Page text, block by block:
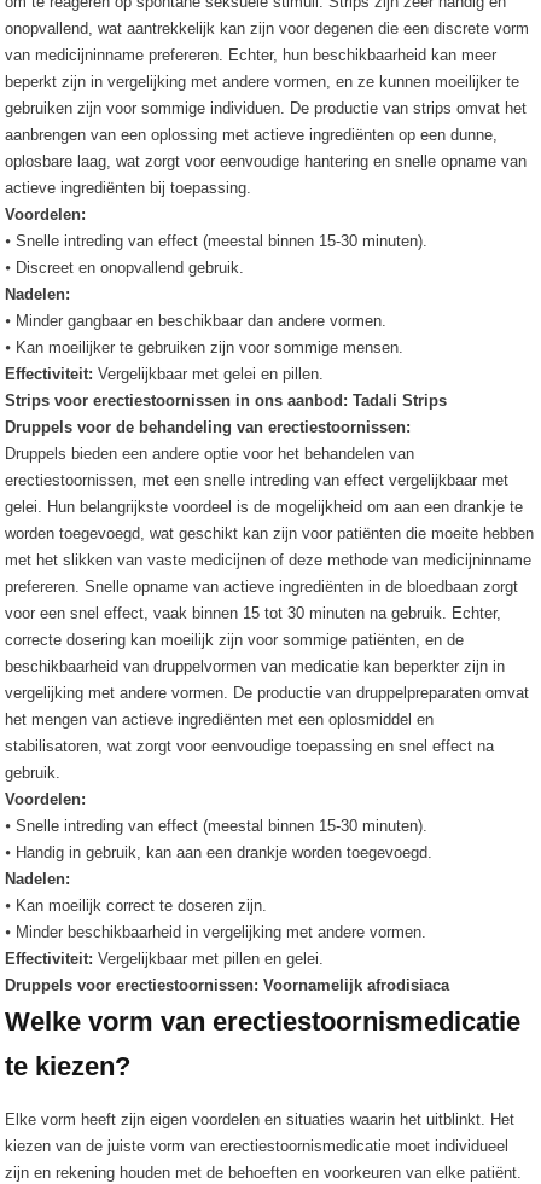
onopvallend, wat aantrekkelijk kan zijn voor degenen die een discrete vorm
van medicijninname prefereren. Echter, hun beschikbaarheid kan meer
beperkt zijn in vergelijking met andere vormen, en ze kunnen moeilijker te
gebruiken zijn voor sommige individuen. De productie van strips omvat het
aanbrengen van een oplossing met actieve ingrediënten op een dunne,
oplosbare laag, wat zorgt voor eenvoudige hantering en snelle opname van
actieve ingrediënten bij toepassing.
Voordelen:
⦁ Snelle intreding van effect (meestal binnen 15-30 minuten).
⦁ Discreet en onopvallend gebruik.
Nadelen:
⦁ Minder gangbaar en beschikbaar dan andere vormen.
⦁ Kan moeilijker te gebruiken zijn voor sommige mensen.
Effectiviteit: Vergelijkbaar met gelei en pillen.
Strips voor erectiestoornissen in ons aanbod: Tadali Strips
Druppels voor de behandeling van erectiestoornissen:
Druppels bieden een andere optie voor het behandelen van
erectiestoornissen, met een snelle intreding van effect vergelijkbaar met
gelei. Hun belangrijkste voordeel is de mogelijkheid om aan een drankje te
worden toegevoegd, wat geschikt kan zijn voor patiënten die moeite hebben
met het slikken van vaste medicijnen of deze methode van medicijninname
prefereren. Snelle opname van actieve ingrediënten in de bloedbaan zorgt
voor een snel effect, vaak binnen 15 tot 30 minuten na gebruik. Echter,
correcte dosering kan moeilijk zijn voor sommige patiënten, en de
beschikbaarheid van druppelvormen van medicatie kan beperkter zijn in
vergelijking met andere vormen. De productie van druppelpreparaten omvat
het mengen van actieve ingrediënten met een oplosmiddel en
stabilisatoren, wat zorgt voor eenvoudige toepassing en snel effect na
gebruik.
Voordelen:
⦁ Snelle intreding van effect (meestal binnen 15-30 minuten).
⦁ Handig in gebruik, kan aan een drankje worden toegevoegd.
Nadelen:
⦁ Kan moeilijk correct te doseren zijn.
⦁ Minder beschikbaarheid in vergelijking met andere vormen.
Effectiviteit:Vergelijkbaar met pillen en gelei.
Druppels voor erectiestoornissen: Voornamelijk afrodisiaca
Welke vorm van erectiestoornismedicatie
te kiezen?
Elke vorm heeft zijn eigen voordelen en situaties waarin het uitblinkt. Het
kiezen van de juiste vorm van erectiestoornismedicatie moet individueel
zijn en rekening houden met de behoeften en voorkeuren van elke patiënt.